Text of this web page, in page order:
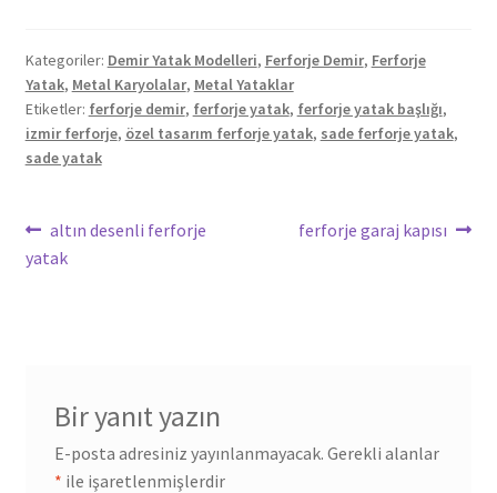
Kategoriler: Demir Yatak Modelleri, Ferforje Demir, Ferforje
Yatak, Metal Karyolalar, Metal Yataklar
Etiketler: ferforje demir, ferforje yatak, ferforje yatak başlığı,
izmir ferforje, özel tasarım ferforje yatak, sade ferforje yatak,
sade yatak
Yazı
gezinmesi
Önceki
yazı:
altın desenli ferforje
yatak
Sonraki
ferforje garaj kapısı
Bir yanıt yazın
E-posta adresiniz yayınlanmayacak. Gerekli alanlar
* ile işaretlenmişlerdir